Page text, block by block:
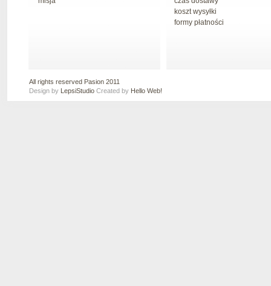
koszt wysyłki
formy płatności
All rights reserved Pasion 2011
Design by LepsiStudio Created by Hello Web!